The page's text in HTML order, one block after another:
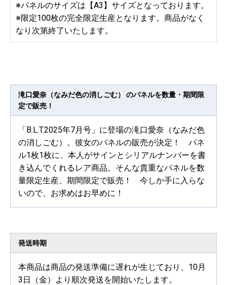
※パネルのサイズは【A3】サイズとなっております。
※限定100枚の完全限定生産となります。商品がなく
なり次第終了いたします。
滝口愛奈（なみだ色の消しごむ） のパネルを数量・期間限
定で販売！
「B.L.T.2025年7月号」に登場の滝口愛奈（なみだ色
の消しごむ）。彼女のパネルの販売が決定！ パネ
ル1枚1枚に、本人がサインとシリアルナンバーを書
き込んでくれるレア商品。そんな貴重なパネルを数
量限定生産、期間限定で販売！ 今しか手に入らな
いので、お求めはお早めに！
発送時期
本商品は商品の発送準備に遅れが生じており、10月
3日（金）より順次発送を開始いたします。